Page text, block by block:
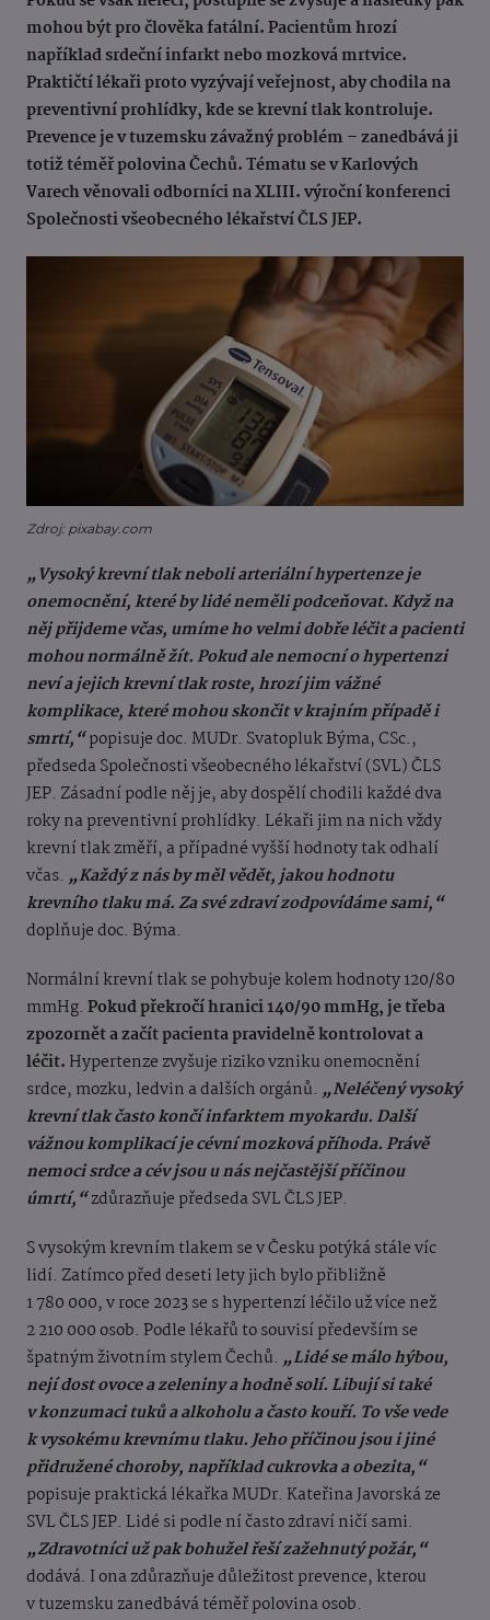
mohou být pro člověka fatální. Pacientům hrozí
například srdeční infarkt nebo mozková mrtvice.
Praktičtí lékaři proto vyzývají veřejnost, aby chodila na
preventivní prohlídky, kde se krevní tlak kontroluje.
Prevence je v tuzemsku závažný problém – zanedbává ji
totiž téměř polovina Čechů. Tématu se v Karlových
Varech věnovali odborníci na XLIII. výroční konferenci
Společnosti všeobecného lékařství ČLS JEP.
Zdroj: pixabay.com
„Vysoký krevní tlak neboli arteriální hypertenze je
onemocnění, které by lidé neměli podceňovat. Když na
něj přijdeme včas, umíme ho velmi dobře léčit a pacienti
mohou normálně žít. Pokud ale nemocní o hypertenzi
neví a jejich krevní tlak roste, hrozí jim vážné
komplikace, které mohou skončit v krajním případě i
smrtí,“popisuje doc. MUDr. Svatopluk Býma, CSc.,
předseda Společnosti všeobecného lékařství (SVL) ČLS
JEP. Zásadní podle něj je, aby dospělí chodili každé dva
roky na preventivní prohlídky. Lékaři jim na nich vždy
krevní tlak změří, a případné vyšší hodnoty tak odhalí
včas. „Každý z nás by měl vědět, jakou hodnotu
krevního tlaku má. Za své zdraví zodpovídáme sami,“
doplňuje doc. Býma.
Normální krevní tlak se pohybuje kolem hodnoty 120/80
mmHg. Pokud překročí hranici 140/90 mmHg, je třeba
zpozorněta začít pacienta pravidelně kontrolovat a
léčit. Hypertenze zvyšuje riziko vzniku onemocnění
srdce, mozku, ledvin a dalších orgánů. „Neléčený vysoký
krevní tlak často končí infarktem myokardu. Další
vážnou komplikací je cévní mozková příhoda. Právě
nemoci srdce a cév jsou u nás nejčastější příčinou
úmrtí,“zdůrazňuje předseda SVL ČLS JEP.
S vysokým krevním tlakem se v Česku potýká stále víc
lidí. Zatímco před deseti lety jich bylo přibližně
1 780 000, v roce 2023 se s hypertenzí léčilo už více než
2 210 000 osob. Podle lékařů to souvisí především se
špatným životním stylem Čechů. „Lidé se málo hýbou,
nejí dost ovoce a zeleniny a hodně solí. Libují si také
v konzumaci tuků a alkoholu a často kouří. To vše vede
k vysokému krevnímu tlaku. Jeho příčinou jsou i jiné
přidružené choroby, například cukrovka a obezita,“
popisuje praktická lékařka MUDr. Kateřina Javorská ze
SVL ČLS JEP. Lidé si podle ní často zdraví ničí sami.
„Zdravotníci už pak bohužel řeší zažehnutý požár,“
dodává. I ona zdůrazňuje důležitost prevence, kterou
v tuzemsku zanedbává téměř polovina osob.